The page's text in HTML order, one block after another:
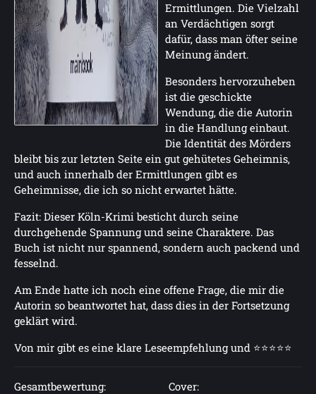
Ermittlungen. Die Vielzahl
an Verdächtigen sorgt
dafür, dass man öfter seine
Meinung ändert.
Besonders hervorzuheben
ist die geschickte
Wendung, die die Autorin
in die Handlung einbaut.
Die Identität des Mörders
bleibt bis zur letzten Seite ein gut gehütetes Geheimnis,
und auch innerhalb der Ermittlungen gibt es
Geheimnisse, die ich so nicht erwartet hätte.
Fazit: Dieser Köln-Krimi besticht durch seine
durchgehende Spannung und seine Charaktere. Das
Buch ist nicht nur spannend, sondern auch packend und
fesselnd.
Am Ende hatte ich noch eine offene Frage, die mir die
Autorin so beantwortet hat, dass dies in der Fortsetzung
geklärt wird.
Von mir gibt es eine klare Leseempfehlung und ⭐⭐⭐⭐⭐
Gesamtbewertung: Cover: